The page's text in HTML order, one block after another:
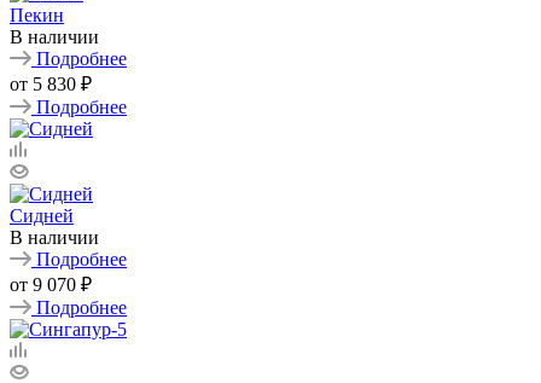
Пекин
В наличии
Подробнее
от 5 830 ₽
Подробнее
Сидней
В наличии
Подробнее
от 9 070 ₽
Подробнее